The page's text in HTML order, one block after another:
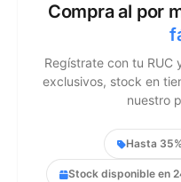
Compra al por
Regístrate con tu RUC
exclusivos, stock en
nuestro
Hasta
Stock disponible en